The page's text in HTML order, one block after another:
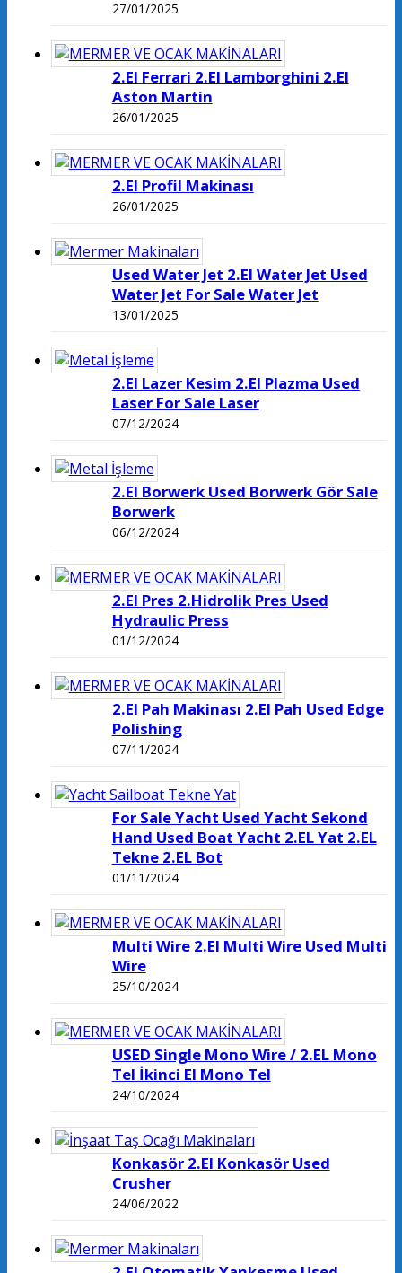
27/01/2025
2.El Ferrari 2.El Lamborghini 2.El
Aston Martin
26/01/2025
2.El Profil Makinası
26/01/2025
Used Water Jet 2.El Water Jet Used
Water Jet For Sale Water Jet
13/01/2025
2.El Lazer Kesim 2.El Plazma Used
Laser For Sale Laser
07/12/2024
2.El Borwerk Used Borwerk Gör Sale
Borwerk
06/12/2024
2.El Pres 2.Hidrolik Pres Used
Hydraulic Press
01/12/2024
2.El Pah Makinası 2.El Pah Used Edge
Polishing
07/11/2024
For Sale Yacht Used Yacht Sekond
Hand Used Boat Yacht 2.EL Yat 2.EL
Tekne 2.EL Bot
01/11/2024
Multi Wire 2.El Multi Wire Used Multi
Wire
25/10/2024
USED Single Mono Wire / 2.EL Mono
Tel İkinci El Mono Tel
24/10/2024
Konkasör 2.El Konkasör Used
Crusher
24/06/2022